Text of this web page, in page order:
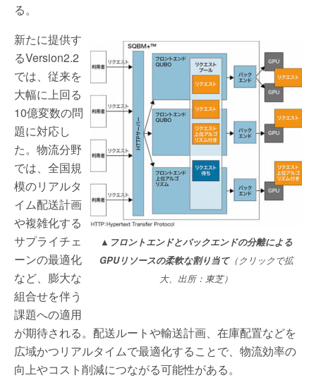
る。
▲フロントエンドとバックエンドの分離による
GPUリソースの柔軟な割り当て（クリックで拡
大、出所：東芝）
新たに提供す
るVersion2.2
では、従来を
大幅に上回る
10億変数の問
題に対応し
た。物流分野
では、全国規
模のリアルタ
イム配送計画
や複雑化する
サプライチェ
ーンの最適化
など、膨大な
組合せを伴う
課題への適用
が期待される。配送ルートや輸送計画、在庫配置などを
広域かつリアルタイムで最適化することで、物流効率の
向上やコスト削減につながる可能性がある。